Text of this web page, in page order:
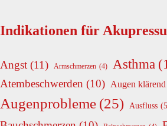
Indikationen für
Angst (11) Armschmerzen (4) Asthma
Atembeschwerden (10) Augen klärend
Augenprobleme (25) Ausfluss